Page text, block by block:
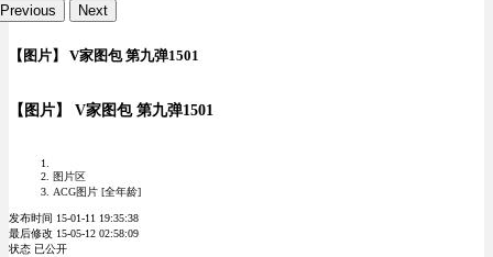
Previous Next
【图片】 V家图包 第九弹1501
【图片】 V家图包 第九弹1501
图片区
ACG图片 [全年龄]
发布时间 15-01-11 19:35:38
最后修改 15-05-12 02:58:09
状态 已公开